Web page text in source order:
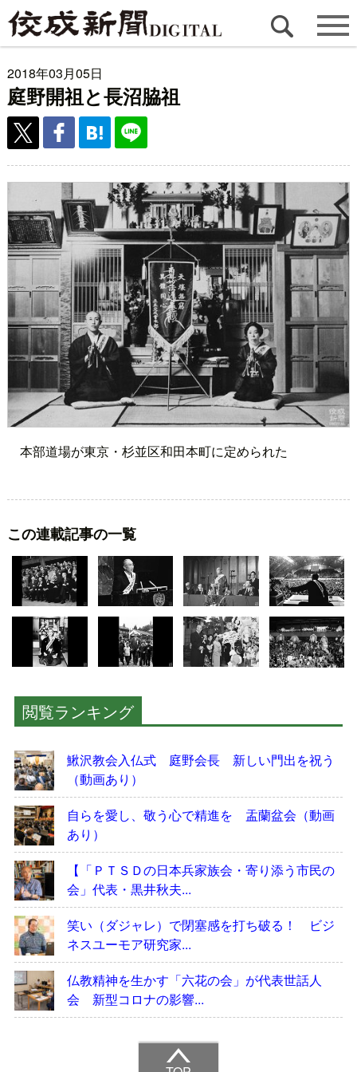
2018年03月05日
庭野開祖と長沼脇祖
本部道場が東京・杉並区和田本町に定められた
この連載記事の一覧
閲覧ランキング
鰍沢教会入仏式 庭野会長 新しい門出を祝う
（動画あり）
自らを愛し、敬う心で精進を 盂蘭盆会（動画
あり）
【「ＰＴＳＤの日本兵家族会・寄り添う市民の
会」代表・黒井秋夫...
笑い（ダジャレ）で閉塞感を打ち破る！ ビジ
ネスユーモア研究家...
仏教精神を生かす「六花の会」が代表世話人
会 新型コロナの影響...